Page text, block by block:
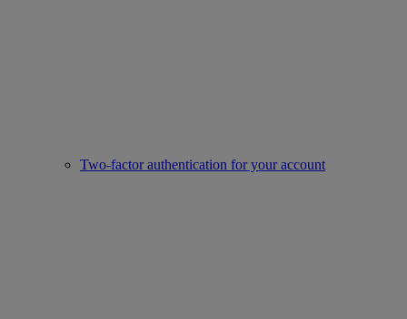
Two-factor authentication for your account